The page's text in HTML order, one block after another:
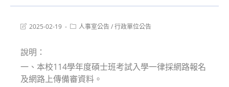
Post2025-02-19
Post人事室公告/行政單位公告
說明：
一、本校114學年度碩士班考試入學一律採網路報名
及網路上傳備審資料。